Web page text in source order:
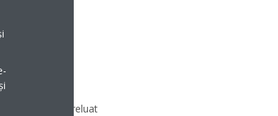
care ați
am preluat